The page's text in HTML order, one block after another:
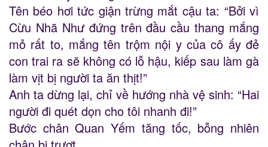
Tên béo hơi tức giận trừng mắt cậu ta: “Bởi vì
Cừu Nhã Như đứng trên đầu cầu thang mắng
mỏ rất to, mắng tên trộm nội y của cô ấy đẻ
con trai ra sẽ không có lỗ hậu, kiếp sau làm gà
làm vịt bị người ta ăn thịt!”
Anh ta dừng lại, chỉ về hướng nhà vệ sinh: “Hai
người đi quét dọn cho tôi nhanh đi!”
Bước chân Quan Yếm tăng tốc, bỗng nhiên